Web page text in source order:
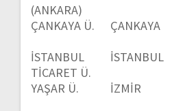
(ANKARA)
ÇANKAYA Ü.
ÇANKAYA
İSTANBUL
TİCARET Ü.
İSTANBUL
YAŞAR Ü.
İZMİR